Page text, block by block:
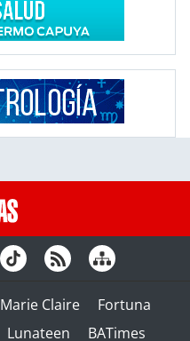
Marie Claire
Fortuna
Lunateen BATimes